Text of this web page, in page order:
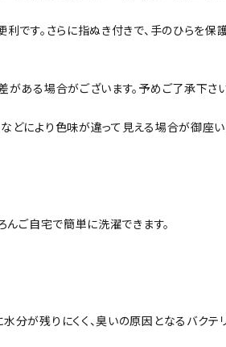
です。さらに指ぬき付きで、手のひらを保
ある場合がございます。予めご了承下さい
により色味が違って見える場合が御座い
んご自宅で簡単に洗濯できます。
分が残りにくく、臭いの原因となるバクテ